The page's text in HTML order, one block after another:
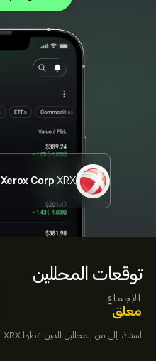
توقعات المحللين
الإجماع
معلق
استنادًا إلى من المحللين الذين غطوا XRX
Xerox Corp XRX